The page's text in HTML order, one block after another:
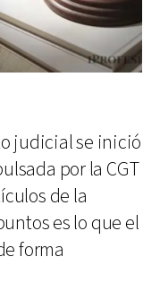
judicial se inició
por la CGT
de la
es lo que el
forma